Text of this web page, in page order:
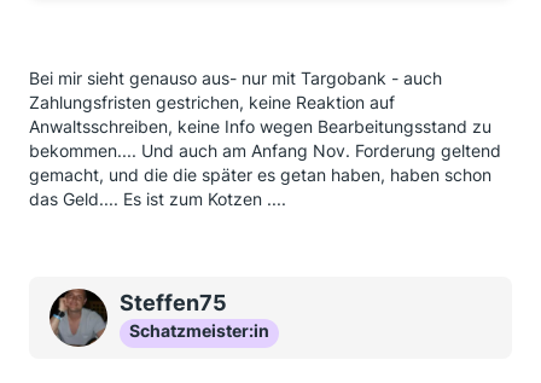
Bei mir sieht genauso aus- nur mit Targobank - auch
Zahlungsfristen gestrichen, keine Reaktion auf
Anwaltsschreiben, keine Info wegen Bearbeitungsstand zu
bekommen.... Und auch am Anfang Nov. Forderung geltend
gemacht, und die die später es getan haben, haben schon
das Geld.... Es ist zum Kotzen ....
Steffen75
Schatzmeister:in